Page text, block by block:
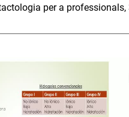
per a professionals,